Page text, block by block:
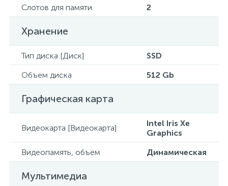
Слотов для памяти
2
Хранение
Тип диска [Диск]
SSD
Объем диска
512 Gb
Графическая карта
Видеокарта [Видеокарта]
Intel Iris Xe
Graphics
Видеопамять, объем
Динамическая
Мультимедиа